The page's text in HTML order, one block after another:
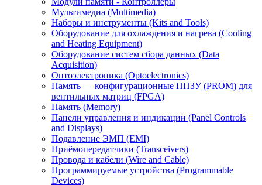
Мультимедиа (Multimedia)
Наборы и инструменты (Kits and Tools)
Оборудование для охлаждения и нагрева (Cooling
and Heating Equipment)
Оборудование систем сбора данных (Data
Acquisition)
Оптоэлектроника (Optoelectronics)
Память — конфигурационные ППЗУ (PROM) для
вентильных матриц (FPGA)
Память (Memory)
Панели управления и индикации (Panel Controls
and Displays)
Подавление ЭМП (EMI)
Приёмопередатчики (Transceivers)
Провода и кабели (Wire and Cable)
Программируемые устройства (Programmable
Devices)